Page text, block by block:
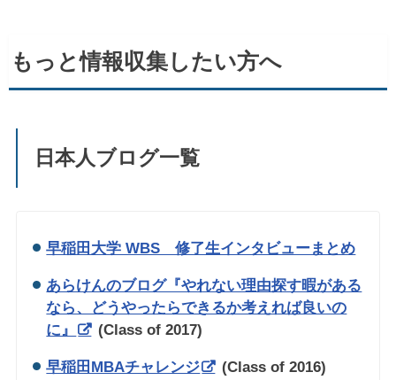
もっと情報収集したい方へ
日本人ブログ一覧
早稲田大学 WBS 修了生インタビューまとめ
あらけんのブログ『やれない理由探す暇がある
なら、どうやったらできるか考えれば良いの
に』
(Class of 2017)
早稲田MBAチャレンジ (Class of 2016)